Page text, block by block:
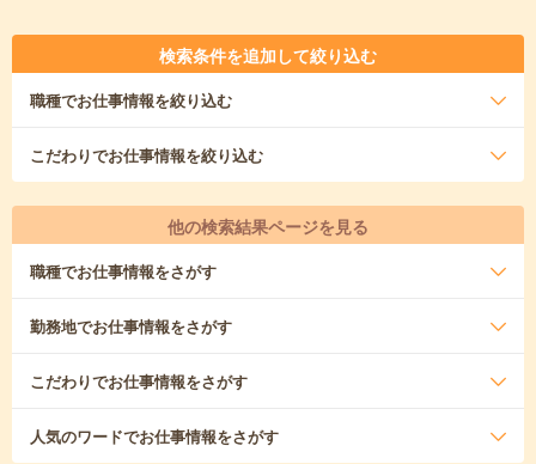
検索条件を追加して絞り込む
職種でお仕事情報を絞り込む
こだわりでお仕事情報を絞り込む
他の検索結果ページを見る
職種でお仕事情報をさがす
勤務地でお仕事情報をさがす
こだわりでお仕事情報をさがす
人気のワードでお仕事情報をさがす